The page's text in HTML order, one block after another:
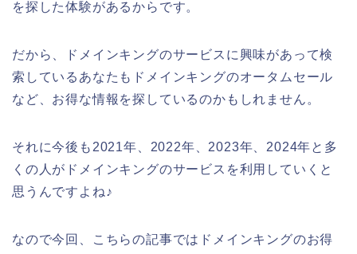
を探した体験があるからです。
だから、ドメインキングのサービスに興味があって検
索しているあなたもドメインキングのオータムセール
など、お得な情報を探しているのかもしれません。
それに今後も2021年、2022年、2023年、2024年と多
くの人がドメインキングのサービスを利用していくと
思うんですよね♪
なので今回、こちらの記事ではドメインキングのお得